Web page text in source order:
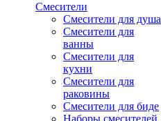
Смесители
Смесители для душа
Смесители для
ванны
Смесители для
кухни
Смесители для
раковины
Смесители для биде
Наборы смесителей